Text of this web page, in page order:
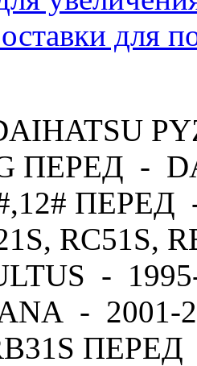
для
ПЕРЕД -
ПЕРЕД
RC51S,
-
- 2001-